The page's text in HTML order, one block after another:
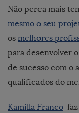
Não perca mais
mesmo o seu
os melhores
para desenvolver
de sucesso com o
qualificados do
Kamilla Franco